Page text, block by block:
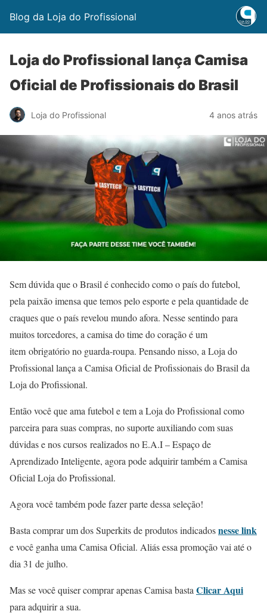
Blog da Loja do Profissional
Loja do Profissional lança Camisa
Oficial de Profissionais do Brasil
Loja do Profissional 4 anos atrás
Sem dúvida que o Brasil é conhecido como o país do futebol,
pela paixão imensa que temos pelo esporte e pela quantidade de
craques que o país revelou mundo afora. Nesse sentindo para
muitos torcedores, a camisa do time do coração é um
item obrigatório no guarda-roupa. Pensando nisso, a Loja do
Profissional lança a Camisa Oficial de Profissionais do Brasil da
Loja do Profissional.
Então você que ama futebol e tem a Loja do Profissional como
parceira para suas compras, no suporte auxiliando com suas
dúvidas e nos cursos realizados no E.A.I – Espaço de
Aprendizado Inteligente, agora pode adquirir também a Camisa
Oficial Loja do Profissional.
Agora você também pode fazer parte dessa seleção!
Basta comprar um dos Superkits de produtos indicadosnesse link
e você ganha uma Camisa Oficial. Aliás essa promoção vai até o
dia 31 de julho.
Mas se você quiser comprar apenas Camisa basta Clicar Aqui
para adquirir a sua.